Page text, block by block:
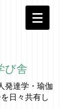
び舎
発達学・ 瑜伽
日々共有し